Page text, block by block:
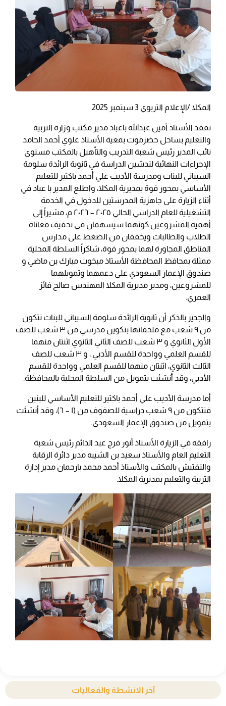
المكلا /الإعلام التربوي 3 سبتمبر 2025
تفقد الأستاذ أمين عبدالله باعباد مدير مكتب وزارة التربية
والتعليم بساحل حضرموت بمعية الأستاذ علوي أحمد الحامد
نائب المدير رئيس شعبة التدريب والتأهيل بالمكتب مستوى
الإجراءات النهائية لتدشين الدراسة في ثانوية الرائدة سلومة
السيباني للبنات ومدرسة الأديب علي أحمد باكثير للتعليم
الأساسي بمحور فوة بمديرية المكلا، واطلع المدير با عباد في
أثناء الزيارة على جاهزية المدرستين للدخول في الخدمة
التشغيلية للعام الدراسي الحالي ٢٠٢٥ – ٢٠٢٦ م، مشيراً إلى
أهمية المشروعين كونهما سيسهمان في تخفيف معاناة
الطلاب والطالبات ويخففان من الضغط على مدارس
المناطق المجاورة لهما بمحور فوة، شاكراً السلطة المحلية
ممثلة بمحافظ المحافظة الأستاذ مبخوت مبارك بن ماضي و
صندوق الإعمار السعودي على دعمهما وتمويلهما
للمشروعين، ومدير مديرية المكلا المهندس صالح فائز
العمري.
والجدير بالذكر أن ثانوية الرائدة سلومة السيباني للبنات تتكون
من ٩ شعب مع ملحقاتها بتكوين مدرسي من ٣ شعب للصف
الأول الثانوي و ٣ شعب للصف الثاني الثانوي اثنتان منهما
للقسم العلمي وواحدة للقسم الأدبي ، و ٣ شعب للصف
الثالث الثانوي، اثنتان منهما للقسم العلمي وواحدة للقسم
الأدبي، وقد أنشئت بتمويل من السلطة المحلية بالمحافظة.
أما مدرسة الأديب علي أحمد باكثير للتعليم الأساسي للبنين
فتتكون من ٩ شعب دراسية للصفوف من (١ – ٦)، وقد أنشئت
بتمويل من صندوق الإعمار السعودي.
رافقه في الزيارة الأستاذ أنور فرج عبد الدائم رئيس شعبة
التعليم العام والأستاذ سعيد بن الشيبه مدير دائرة الرقابة
والتفتيش بالمكتب والأستاذ أحمد محمد بارحمان مدير إدارة
التربية والتعليم بمديرية المكلا.
آخر الانشطة والفعاليات